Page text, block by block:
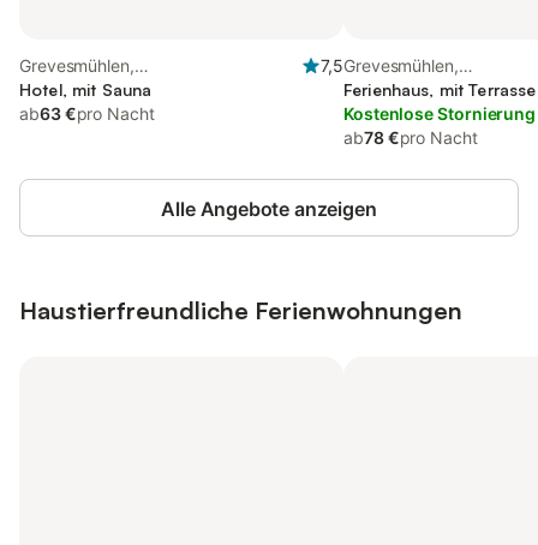
Grevesmühlen,
Nordwestmecklenburg (Wismar und
Umgebung)
7,5
Hotel, mit Sauna
ab63 €pro Nacht
Grevesmühlen,
Nordwestmecklenburg
und Umgebung)
Ferienhaus, mit
Kostenlose Stornierung
ab78 €pro Nacht
Alle Angebote anzeigen
Haustierfreundliche Ferienwohnungen